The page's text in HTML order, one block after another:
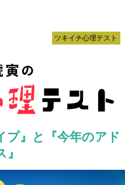
ツキイチ心理テスト
プ』と『今年のアド